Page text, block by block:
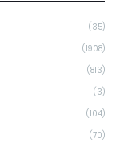
(35)
(1908)
(813)
(3)
(104)
(70)